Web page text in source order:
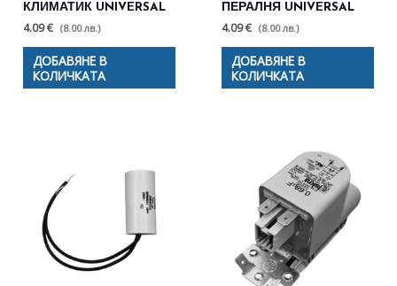
КЛИМАТИК UNIVERSAL
4.09 € (8.00 лв.)
ДОБАВЯНЕ В
КОЛИЧКАТА
ПЕРАЛНЯ UNIVERSAL
4.09 € (8.00 лв.)
ДОБАВЯНЕ В
КОЛИЧКАТА